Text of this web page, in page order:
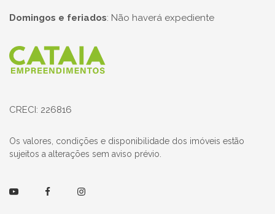
Domingos e feriados: Não haverá expediente
Página inicial
CRECI: 226816
Os valores, condições e disponibilidade dos imóveis estão
sujeitos a alterações sem aviso prévio.
YoutubeFacebookInstagram